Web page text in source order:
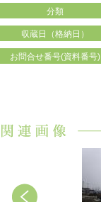
分類
収蔵日（格納日）
お問合せ番号(資料番号)